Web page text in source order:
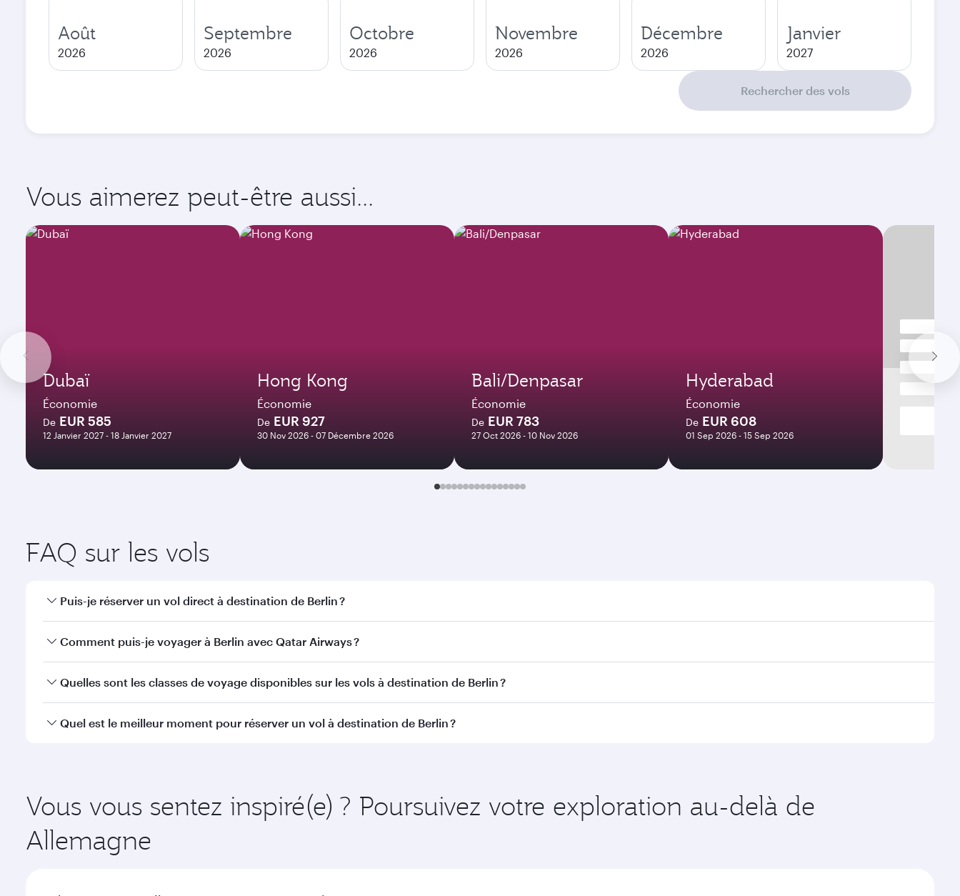
Août
2026
Septembre
2026
Octobre
2026
Novembre
2026
Décembre
2026
Janvier
2027
Rechercher des vols
Vous aimerez peut-être aussi...
Dubaï
Économie
De EUR 585
12 Janvier 2027 - 18 Janvier 2027
Hong Kong
Économie
De EUR 927
30 Nov 2026 - 07 Décembre 2026
Bali/Denpasar
Économie
De EUR 783
27 Oct 2026 - 10 Nov 2026
Hyderabad
Économie
De EUR 608
01 Sep 2026 - 15 Sep 2026
FAQ sur les vols
Puis-je réserver un vol direct à destination de Berlin ?
Oui, Qatar Airways opère des vols directs vers Berlin. Recherchez les vols depuis notre page d'accueil pour trouver les horaires et la fréquence des vols.
Comment puis-je voyager à Berlin avec Qatar Airways ?
Vous pouvez voyager directement à Berlin avec Qatar Airways. Nous desservons plus de 150 destinations via Doha, avec des correspondances fluides et efficaces à
Quelles sont les classes de voyage disponibles sur les vols à destination de Berlin ?
La disponibilité des classes de voyage dépend de l'itinéraire et de la compagnie aérienne opérant le vol. Sur les vols opérés par Qatar Airways, vous pouvez
Quel est le meilleur moment pour réserver un vol à destination de Berlin ?
Vous vous sentez inspiré(e) ? Poursuivez votre exploration au-delà de
Allemagne